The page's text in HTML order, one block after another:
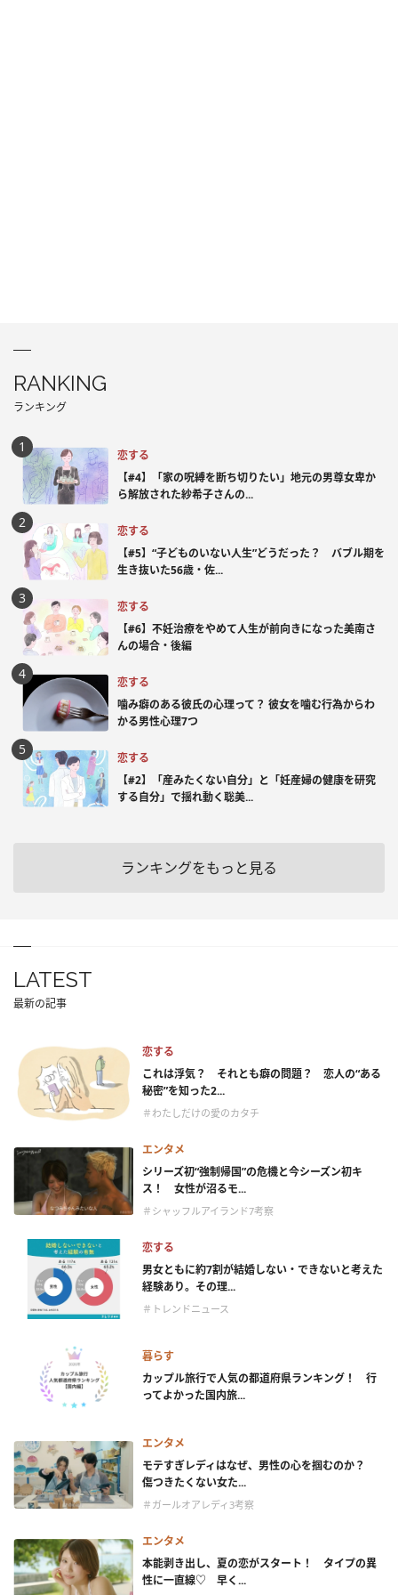
RANKING
ランキング
恋する
【#4】「家の呪縛を断ち切りたい」地元の男尊女卑か
ら解放された紗希子さんの...
恋する
【#5】“子どものいない人生”どうだった？ バブル期を
生き抜いた56歳・佐...
恋する
【#6】不妊治療をやめて人生が前向きになった美南さ
んの場合・後編
恋する
噛み癖のある彼氏の心理って？ 彼女を噛む行為からわ
かる男性心理7つ
恋する
【#2】「産みたくない自分」と「妊産婦の健康を研究
する自分」で揺れ動く聡美...
ランキングをもっと見る
LATEST
最新の記事
恋する
これは浮気？ それとも癖の問題？ 恋人の“ある
秘密”を知った2...
＃わたしだけの愛のカタチ
エンタメ
シリーズ初“強制帰国”の危機と今シーズン初キ
ス！ 女性が沼るモ...
＃シャッフルアイランド7考察
恋する
男女ともに約7割が結婚しない・できないと考えた
経験あり。その理...
＃トレンドニュース
暮らす
カップル旅行で人気の都道府県ランキング！ 行
ってよかった国内旅...
エンタメ
モテすぎレディはなぜ、男性の心を掴むのか？
傷つきたくない女た...
＃ガールオアレディ3考察
エンタメ
本能剥き出し、夏の恋がスタート！ タイプの異
性に一直線♡ 早く...